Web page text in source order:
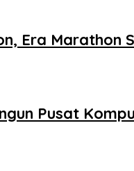
Era Marathon
Pusat